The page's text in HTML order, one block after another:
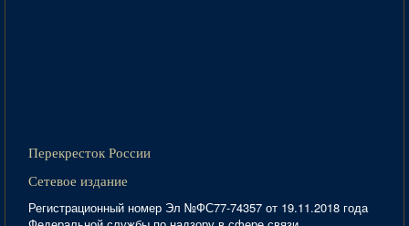
Перекресток России
Сетевое издание
Регистрационный номер Эл №ФС77-74357 от 19.11.2018 года